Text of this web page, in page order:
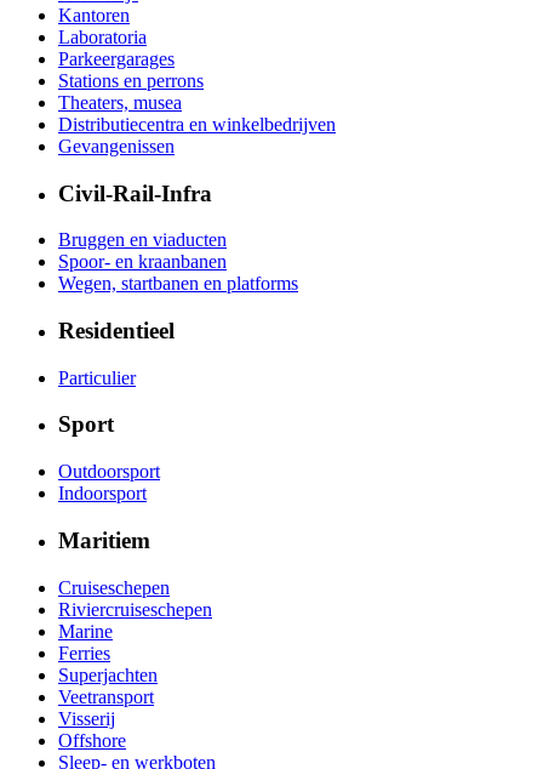
Kantoren
Laboratoria
Parkeergarages
Stations en perrons
Theaters, musea
Distributiecentra en winkelbedrijven
Gevangenissen
Civil-Rail-Infra
Bruggen en viaducten
Spoor- en kraanbanen
Wegen, startbanen en platforms
Residentieel
Particulier
Sport
Outdoorsport
Indoorsport
Maritiem
Cruiseschepen
Riviercruiseschepen
Marine
Ferries
Superjachten
Veetransport
Visserij
Offshore
Sleep- en werkboten